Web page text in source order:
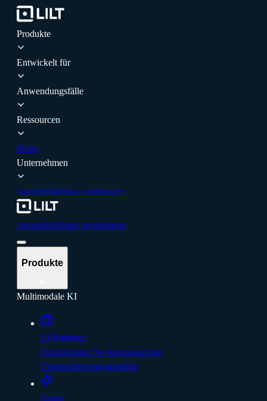
Produkte
Entwickelt für
Anwendungsfälle
Ressourcen
Preise
Unternehmen
AnmeldenDemo vereinbaren
AnmeldenDemo vereinbaren
Produkte
Multimodale KI
AI Platform
Orchestrieren Sie mehrsprachige
Unternehmensprogramme
Assist